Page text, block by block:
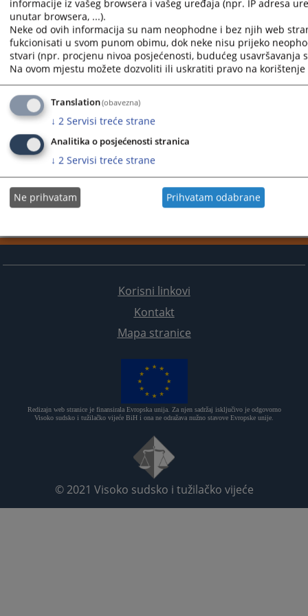
Korisni linkovi
Kontakt
Mapa stranice
Redizajn web stranice je finansirala Evropska unija. Za njen sadržaj isključivo je odgovorno
Visoko sudsko i tužilačko vijeće BiH i ona ne odražava nužno stavove Evropske unije.
© 2021 Visoko sudsko i tužilačko vijeće
informacije iz vašeg browsera i vašeg uređaja (npr. IP adresa
unutar browsera, ...).
Neke od ovih informacija su nam neophodne i bez njih web
fukcionisati u svom punom obimu, dok neke nisu prijeko
stvari (npr. procjenu nivoa posjećenosti, budućeg usavršavanja
Na ovom mjestu možete dozvoliti ili uskratiti pravo na
Translation(obavezna)
↓ 2 Servisi treće strane
Analitika o posjećenosti stranica
↓ 2 Servisi treće strane
Ne prihvatam Prihvatam odabrane